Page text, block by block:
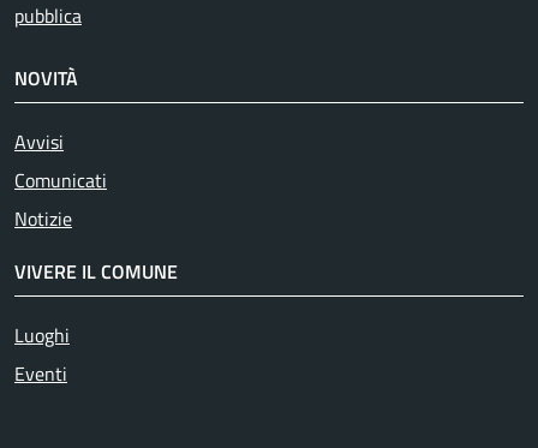
pubblica
NOVITÀ
Avvisi
Comunicati
Notizie
VIVERE IL COMUNE
Luoghi
Eventi